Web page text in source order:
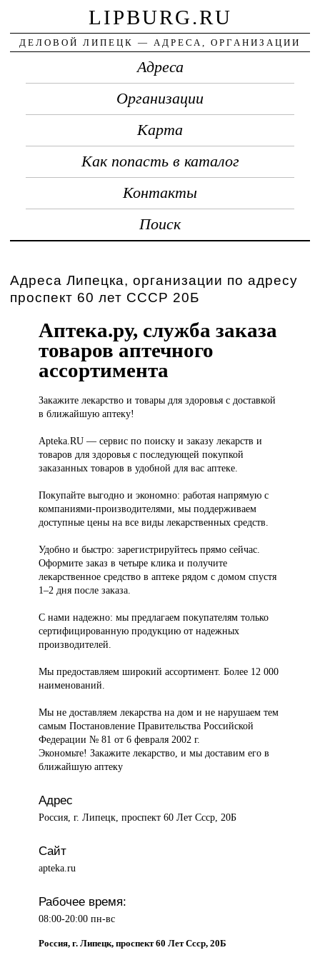
LIPBURG.RU
ДЕЛОВОЙ ЛИПЕЦК — АДРЕСА, ОРГАНИЗАЦИИ
Адреса
Организации
Карта
Как попасть в каталог
Контакты
Поиск
Адреса Липецка, организации по адресу
проспект 60 лет СССР 20Б
Аптека.ру, служба заказа
товаров аптечного
ассортимента
Закажите лекарствои товары для здоровья с доставкой
в ближайшую аптеку!
Apteka.RU — сервис по поиску и заказу лекарств и
товаров для здоровья с последующей покупкой
заказанных товаров в удобной для вас аптеке.
Покупайте выгодно и экономно: работая напрямую с
компаниями-производителями, мы поддерживаем
доступные цены на все виды лекарственных средств.
Удобно и быстро: зарегистрируйтесь прямо сейчас.
Оформите заказ в четыре клика и получите
лекарственное средство в аптеке рядом с домом спустя
1–2 дня после заказа.
С нами надежно: мы предлагаем покупателям только
сертифицированную продукцию от надежных
производителей.
Мы предоставляем широкий ассортимент. Более 12 000
наименований.
Мы не доставляем лекарства на дом и не нарушаем тем
самым Постановление Правительства Российской
Федерации № 81 от 6 февраля 2002 г.
Экономьте! Закажите лекарство, и мы доставим его в
ближайшую аптеку
Адрес
Россия, г. Липецк, проспект 60 Лет Ссср, 20Б
Сайт
apteka.ru
Рабочее время:
08:00-20:00 пн-вс
Россия, г. Липецк, проспект 60 Лет Ссср, 20Б